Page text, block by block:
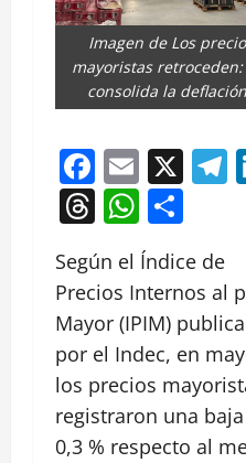
Imagen de Los
mayoristas retroceden:
consolida la
Email
X
Threads
Según el Índice de
Precios Internos al
Mayor (IPIM)
por el Indec, en
los precios
registraron una
0,3 % respecto al